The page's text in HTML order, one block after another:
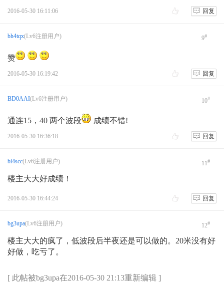
2016-05-30 16:11:06 回复
bh4tqx(Lv6注册用户) 9#
赞
2016-05-30 16:19:42 回复
BD0AAI(Lv6注册用户) 10#
通连15，40 两个波段 成绩不错!
2016-05-30 16:36:18 回复
bi4scc(Lv6注册用户) 11#
楼主大大好成绩！
2016-05-30 16:44:24 回复
bg3upa(Lv6注册用户) 12#
楼主大大的疯了，低波段后半夜还是可以做的。20米没有好
好做，吃亏了。
[ 此帖被bg3upa在2016-05-30 21:13重新编辑 ]